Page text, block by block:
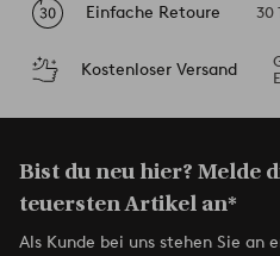
Einfache Retoure 30
Kostenloser Versand
Bist du neu hier? Melde
teuersten Artikel an*
Als Kunde bei uns stehen Sie an